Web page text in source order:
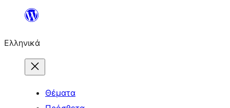
Μετάβαση
περιεχόμενο
Ελληνικά
Θέματα